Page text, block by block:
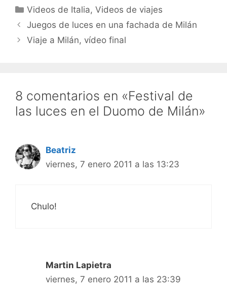
Categorías
Videos de Italia,Videos de viajes
Juegos de luces en una fachada de Milán
Viaje a Milán, vídeo final
8 comentarios en «Festival de
las luces en el Duomo de Milán»
Beatriz
viernes, 7 enero 2011 a las 13:23
Chulo!
Martin Lapietra
viernes, 7 enero 2011 a las 23:39